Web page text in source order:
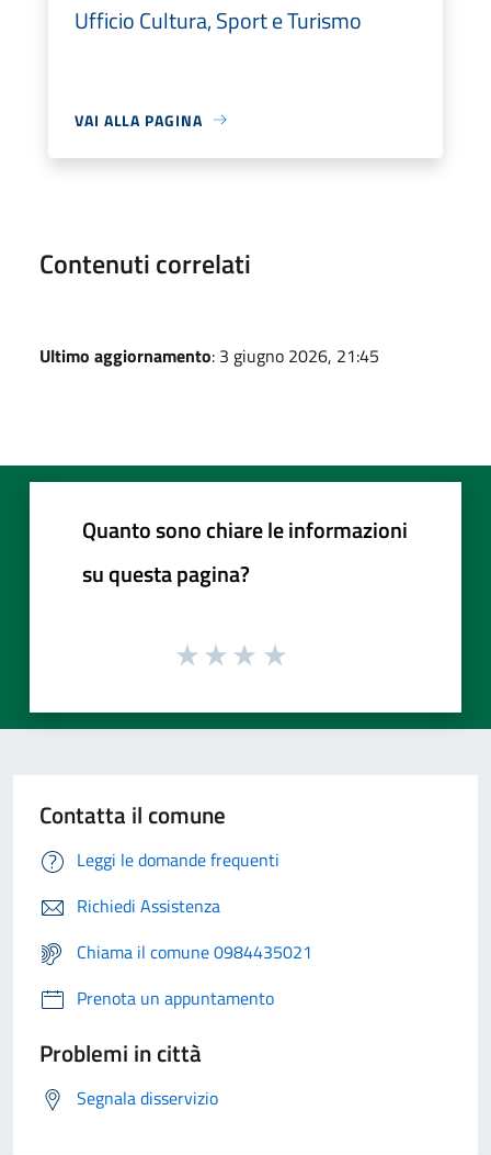
Ufficio Cultura, Sport e Turismo
VAI ALLA PAGINA
Contenuti correlati
Ultimo aggiornamento: 3 giugno 2026, 21:45
Quanto sono chiare le informazioni
su questa pagina?
Contatta il comune
Leggi le domande frequenti
Richiedi Assistenza
Chiama il comune 0984435021
Prenota un appuntamento
Problemi in città
Segnala disservizio